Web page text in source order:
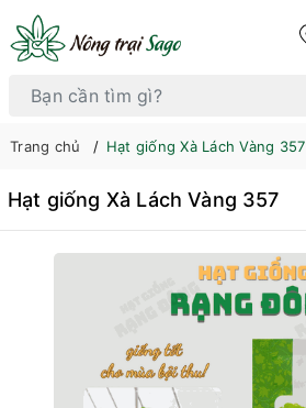
Trang chủ Hạt giống Xà Lách Vàng 357
Hạt giống Xà Lách Vàng 357